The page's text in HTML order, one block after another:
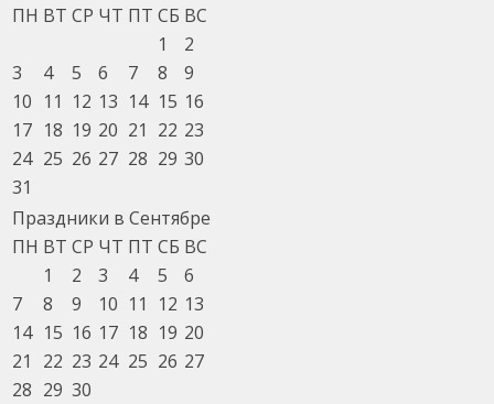
ПН ВТ СР ЧТ ПТ СБ ВС
1
2
3
4 5 6 7 8
9
10 11 12 13 14 15 16
17 18 19 20 21 22 23
24 25 26 27 28 29 30
31
Праздники в Сентябре
ПН ВТ СР ЧТ ПТ СБ ВС
1
2 3 4 5
6
7
8 9 10 11 12 13
14 15 16 17 18 19 20
21
22 23 24 25 26 27
28 29 30